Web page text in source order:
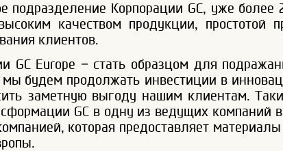
подразделение Корпорации GC, уже
качеством продукции,
клиентов.
GC Europe – стать образцом для
мы будем продолжать инвестиции в
заметную выгоду нашим клиентам.
GC в одну из ведущих компаний
которая предоставляет